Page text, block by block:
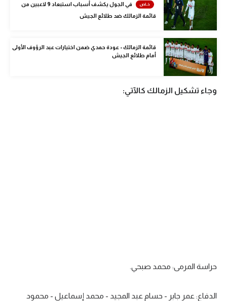
آسيا
أمريكا
ركن الألعاب
أقسام خاصة
في الجول يكشف أسباب استبعاد 9 لاعبين من
قائمة الزمالك ضد طلائع الجيش
قائمة الزمالك - عودة حمدي ضمن اختيارات عبد الرؤوف الأولى
أمام طلائع الجيش
وجاء تشكيل الزمالك كالآتي:
حراسة المرمى: محمد صبحي.
الدفاع: عمر جابر - حسام عبد المجيد - محمد إسماعيل - محمود